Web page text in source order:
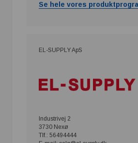
Se hele vores
EL-SUPPLY ApS
Industrivej 2
3730 Nexø
Tlf.: 56494444